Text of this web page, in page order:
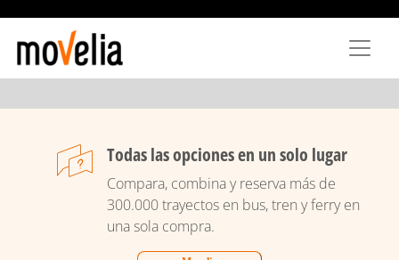
principal
Todas las opciones en un solo lugar
Compara, combina y reserva más de
300.000 trayectos en bus, tren y ferry en
una sola compra.